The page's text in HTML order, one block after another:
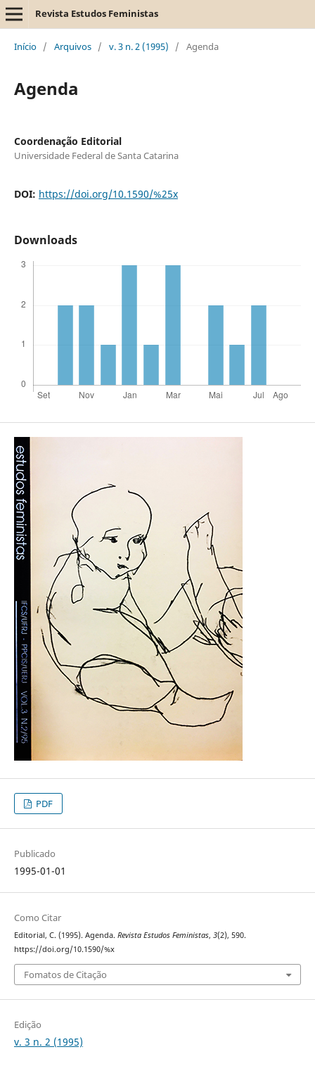
Revista Estudos Feministas
Início / Arquivos / v. 3 n. 2 (1995) / Agenda
Agenda
Coordenação Editorial
Universidade Federal de Santa Catarina
DOI: https://doi.org/10.1590/%25x
Downloads
PDF
Publicado
1995-01-01
Como Citar
Editorial, C. (1995). Agenda. Revista Estudos Feministas, 3(2), 590.
https://doi.org/10.1590/%x
Fomatos de Citação
Edição
v. 3 n. 2 (1995)